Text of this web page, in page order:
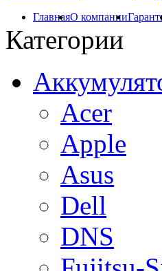
ГлавнаяО компании
Категории
Acer
Apple
Asus
Dell
DNS